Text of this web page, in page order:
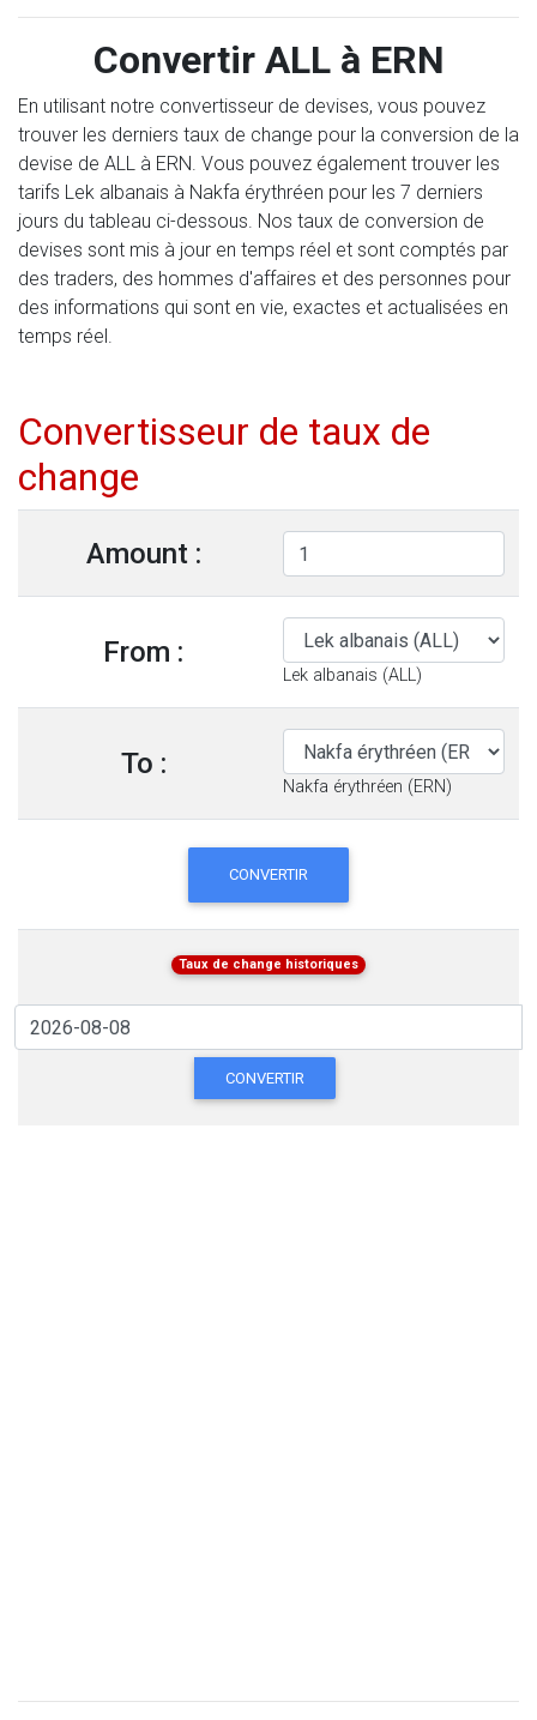
Convertir ALL à ERN
En utilisant notre convertisseur de devises, vous pouvez
trouver les derniers taux de change pour la conversion de la
devise de ALL à ERN. Vous pouvez également trouver les
tarifs Lek albanais à Nakfa érythréen pour les 7 derniers
jours du tableau ci-dessous. Nos taux de conversion de
devises sont mis à jour en temps réel et sont comptés par
des traders, des hommes d'affaires et des personnes pour
des informations qui sont en vie, exactes et actualisées en
temps réel.
Convertisseur de taux de
change
Amount :
From :
Lek albanais (ALL)
To :
Nakfa érythréen (ERN)
CONVERTIR
Taux de change historiques
CONVERTIR